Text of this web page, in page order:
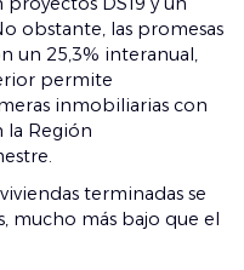
obstante, las promesas
un 25,3% interanual,
permite
inmobiliarias con
la Región
terminadas se
mucho más bajo que el